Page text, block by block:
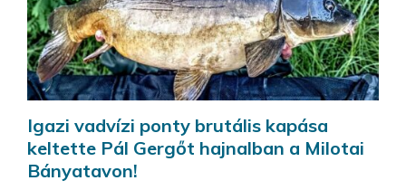
Igazi vadvízi ponty brutális kapása
keltette Pál Gergőt hajnalban a Milotai
Bányatavon!